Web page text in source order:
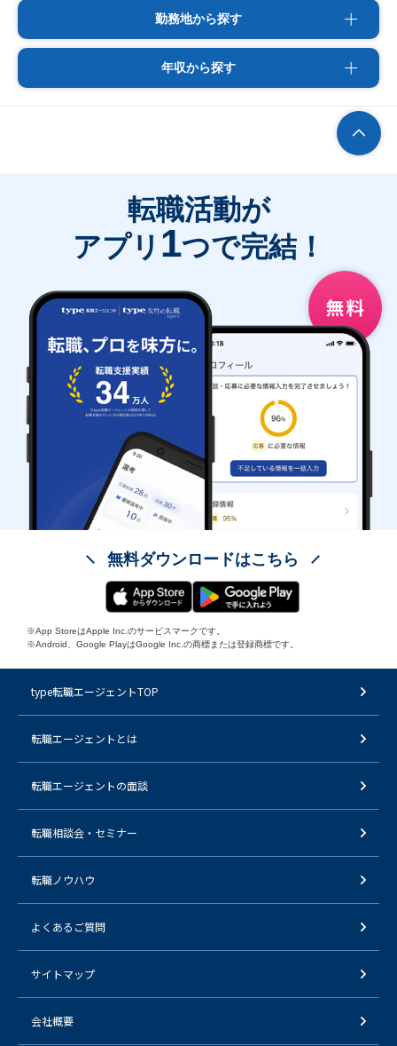
勤務地から探す
年収から探す
転職活動が
アプリ 1つで完結！
無料ダウンロードはこちら
※App StoreはApple Inc.のサービスマークです。
※Android、Google PlayはGoogle Inc.の商標または登録商標です。
type転職エージェントTOP
転職エージェントとは
転職エージェントの面談
転職相談会・セミナー
転職ノウハウ
よくあるご質問
サイトマップ
会社概要